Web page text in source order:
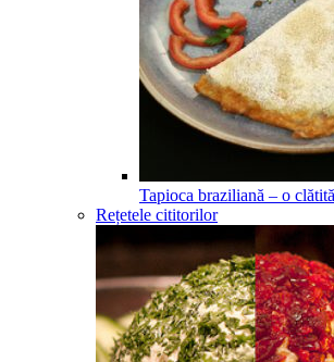
Tapioca braziliană – o
Rețetele cititorilor